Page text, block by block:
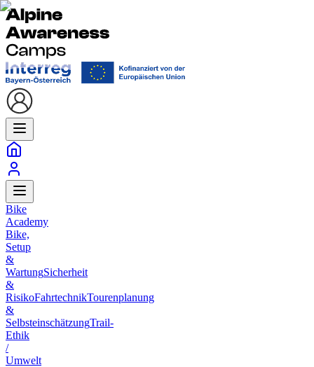
Bike
Academy
Bike,
Setup
&
WartungSicherheit
&
RisikoFahrtechnikTourenplanung
&
SelbsteinschätzungTrail-
Ethik
/
Umwelt